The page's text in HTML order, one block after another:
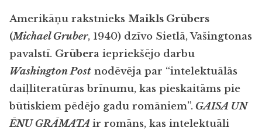
Amerikāņu rakstnieks Maikls Grūbers
(Michael Gruber, 1940) dzīvo Sietlā, Vašingtonas
pavalstī. Grūbera iepriekšējo darbu
Washington Post nodēvēja par “intelektuālās
daiļliteratūras brīnumu, kas pieskaitāms pie
būtiskiem pēdējo gadu romāniem”. GAISA UN
ĒNU GRĀMATAir romāns, kas intelektuāli